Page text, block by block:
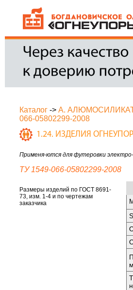
Каталог -> А.
066-05802299-2008
1.24. ИЗДЕЛИЯ
Применя-ются для футеровки
ТУ 1549-066-05802299-2008
Размеры изделий по ГОСТ 8691-
73, изм. 1-4 и по чертежам
заказчика